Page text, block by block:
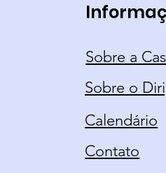
Sobre a
Sobre o
Calendário
Contato